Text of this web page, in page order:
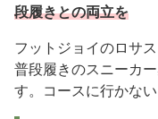
段履きとの両立を
フットジョイのロサ
普段履きのスニーカ
す。コースに行かな